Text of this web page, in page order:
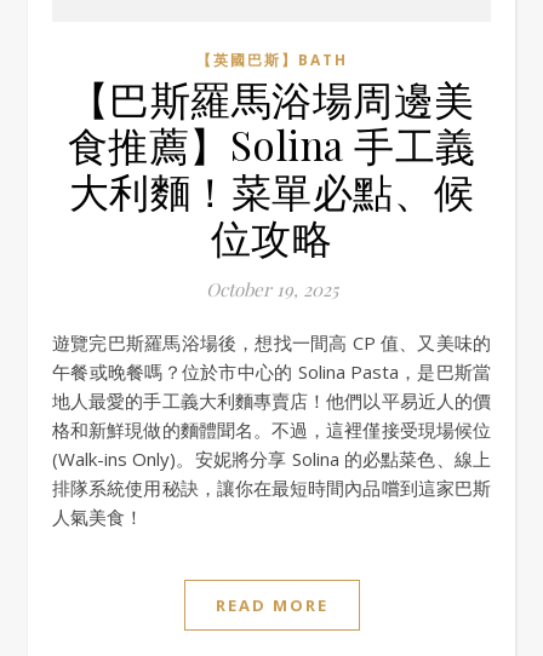
【英國巴斯】BATH
【巴斯羅馬浴場周邊美
食推薦】Solina 手工義
大利麵！菜單必點、候
位攻略
October 19, 2025
遊覽完巴斯羅馬浴場後，想找一間高 CP 值、又美味的
午餐或晚餐嗎？位於市中心的 Solina Pasta，是巴斯當
地人最愛的手工義大利麵專賣店！他們以平易近人的價
格和新鮮現做的麵體聞名。不過，這裡僅接受現場候位
(Walk-ins Only)。安妮將分享 Solina 的必點菜色、線上
排隊系統使用秘訣，讓你在最短時間內品嚐到這家巴斯
人氣美食！
READ MORE